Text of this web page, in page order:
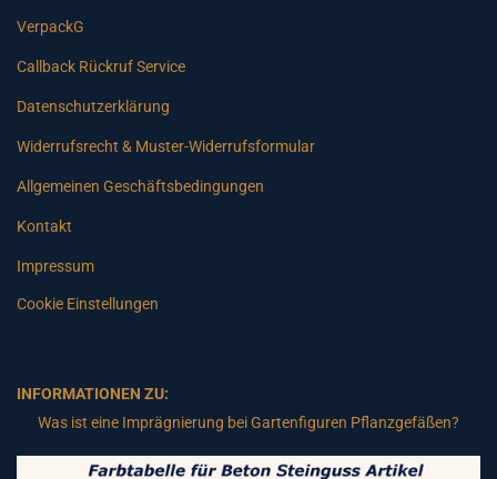
VerpackG
Callback Rückruf Service
Datenschutzerklärung
Widerrufsrecht & Muster-Widerrufsformular
Allgemeinen Geschäftsbedingungen
Kontakt
Impressum
Cookie Einstellungen
INFORMATIONEN ZU:
Was ist eine Imprägnierung bei Gartenfiguren Pflanzgefäßen?